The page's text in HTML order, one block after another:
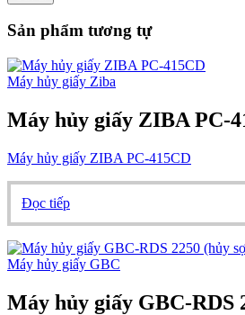
Sản phẩm tương tự
Máy hủy giấy Ziba
Máy hủy giấy ZIBA PC-
Máy hủy giấy ZIBA PC-415CD
Đọc tiếp
Máy hủy giấy GBC
Máy hủy giấy GBC-RDS